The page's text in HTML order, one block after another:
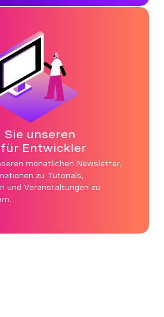
unseren
Entwickler
monatlichen Newsletter,
zu Tutorials,
und Veranstaltungen zu